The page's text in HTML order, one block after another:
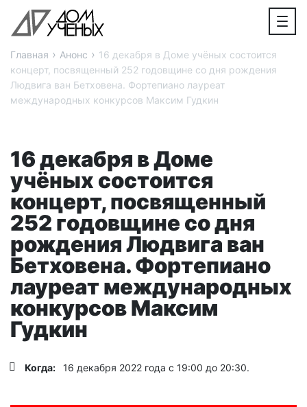
Главная › Анонс › 16 декабря в Доме учёных состоится
концерт, посвященный 252 годовщине со дня рождения
Людвига ван Бетховена. Фортепиано лауреат
международных конкурсов Максим Гудкин
16 декабря в Доме
учёных состоится
концерт, посвященный
252 годовщине со дня
рождения Людвига ван
Бетховена. Фортепиано
лауреат международных
конкурсов Максим
Гудкин
Когда: 16 декабря 2022 года с 19:00 до 20:30.